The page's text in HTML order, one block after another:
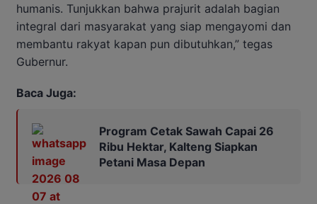
humanis. Tunjukkan bahwa prajurit adalah bagian
integral dari masyarakat yang siap mengayomi dan
membantu rakyat kapan pun dibutuhkan,” tegas
Gubernur.
Baca Juga:
Program Cetak Sawah Capai 26
Ribu Hektar, Kalteng Siapkan
Petani Masa Depan